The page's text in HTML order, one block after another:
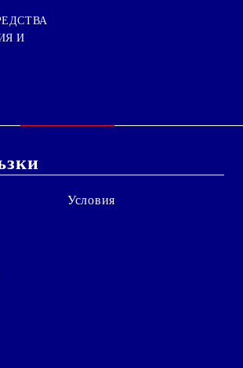
И
Условия